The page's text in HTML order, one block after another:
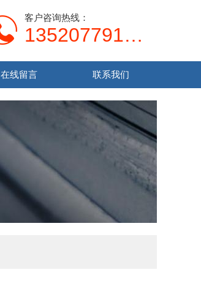
客户咨询热线：
13520779138
在线留言 联系我们